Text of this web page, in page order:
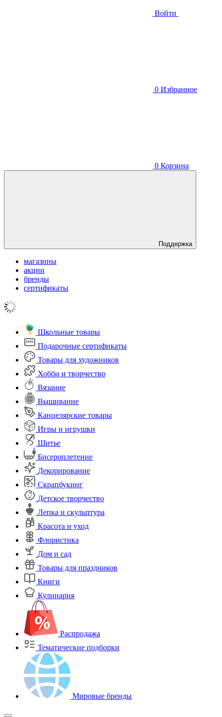
Войти
0 Избранное
0 Корзина
Поддержка
магазины
акции
бренды
сертификаты
Школьные товары
Подарочные сертификаты
Товары для художников
Хобби и творчество
Вязание
Вышивание
Канцелярские товары
Игры и игрушки
Шитье
Бисероплетение
Декорирование
Скрапбукинг
Детское творчество
Лепка и скульптура
Красота и уход
Флористика
Дом и сад
Товары для праздников
Книги
Кулинария
Распродажа
Тематические подборки
Мировые бренды